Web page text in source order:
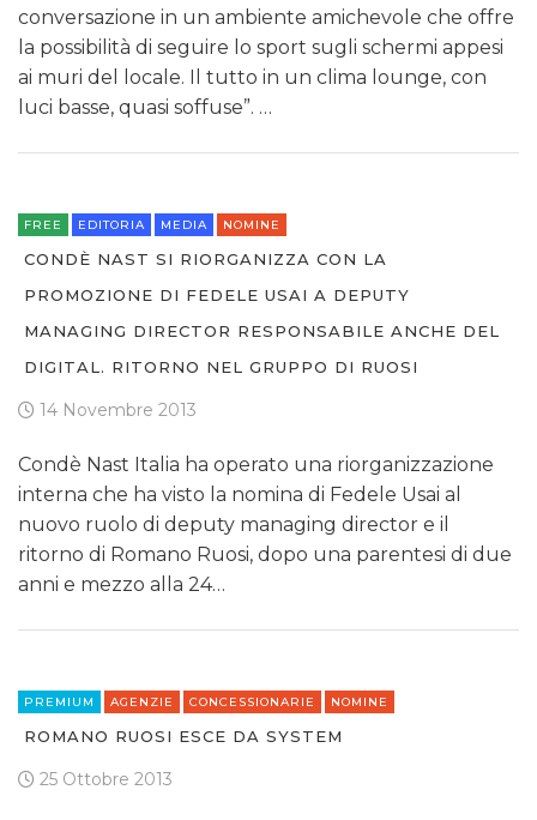
conversazione in un ambiente amichevole che offre
la possibilità di seguire lo sport sugli schermi appesi
ai muri del locale. Il tutto in un clima lounge, con
luci basse, quasi soffuse”. …
FREE EDITORIA MEDIA NOMINE
CONDÈ NAST SI RIORGANIZZA CON LA
PROMOZIONE DI FEDELE USAI A DEPUTY
MANAGING DIRECTOR RESPONSABILE ANCHE DEL
DIGITAL. RITORNO NEL GRUPPO DI RUOSI
14 Novembre 2013
Condè Nast Italia ha operato una riorganizzazione
interna che ha visto la nomina di Fedele Usai al
nuovo ruolo di deputy managing director e il
ritorno di Romano Ruosi, dopo una parentesi di due
anni e mezzo alla 24…
PREMIUM AGENZIE CONCESSIONARIE NOMINE
ROMANO RUOSI ESCE DA SYSTEM
25 Ottobre 2013